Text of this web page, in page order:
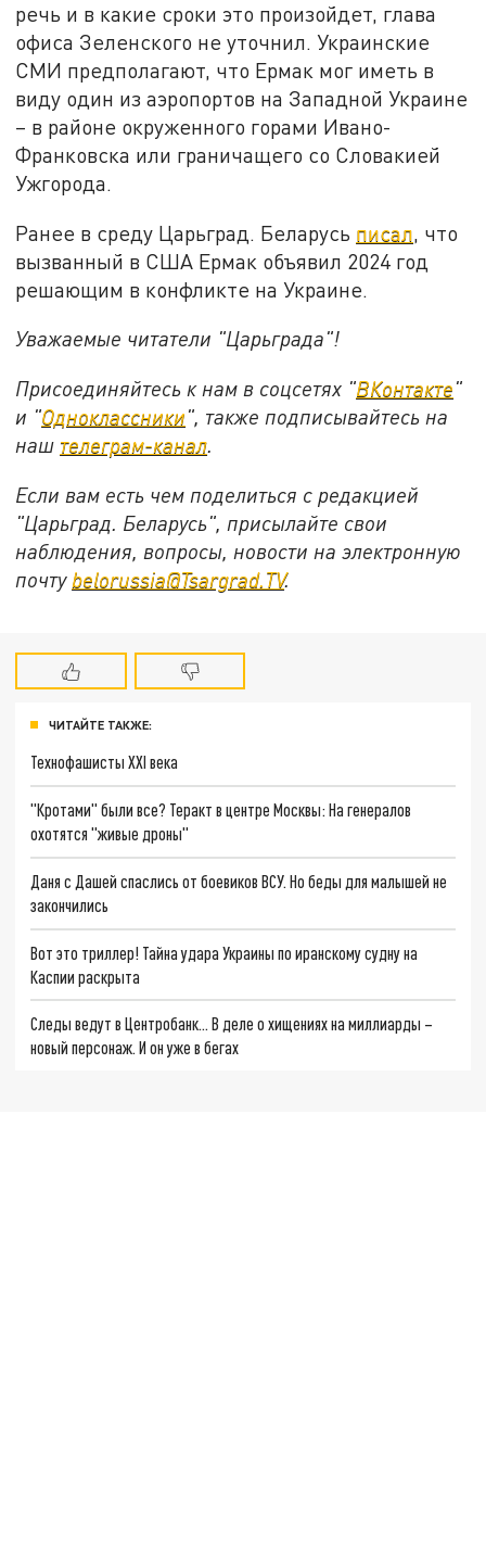
речь и в какие сроки это произойдет, глава
офиса Зеленского не уточнил. Украинские
СМИ предполагают, что Ермак мог иметь в
виду один из аэропортов на Западной Украине
– в районе окруженного горами Ивано-
Франковска или граничащего со Словакией
Ужгорода.
Ранее в среду Царьград. Беларусь писал, что
вызванный в США Ермак объявил 2024 год
решающим в конфликте на Украине.
Уважаемые читатели "Царьграда"!
Присоединяйтесь к нам в соцсетях "ВКонтакте"
и "Одноклассники", также подписывайтесь на
наш телеграм-канал.
Если вам есть чем поделиться с редакцией
"Царьград. Беларусь", присылайте свои
наблюдения, вопросы, новости на электронную
почту belorussia@Tsargrad.TV.
ЧИТАЙТЕ ТАКЖЕ:
Технофашисты XXI века
"Кротами" были все? Теракт в центре Москвы: На генералов
охотятся "живые дроны"
Даня с Дашей спаслись от боевиков ВСУ. Но беды для малышей не
закончились
Вот это триллер! Тайна удара Украины по иранскому судну на
Каспии раскрыта
Следы ведут в Центробанк… В деле о хищениях на миллиарды –
новый персонаж. И он уже в бегах